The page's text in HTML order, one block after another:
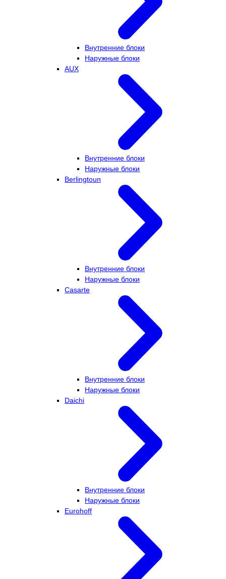
Внутренние блоки
Наружные блоки
AUX
Внутренние блоки
Наружные блоки
Berlingtoun
Внутренние блоки
Наружные блоки
Casarte
Внутренние блоки
Наружные блоки
Daichi
Внутренние блоки
Наружные блоки
Eurohoff